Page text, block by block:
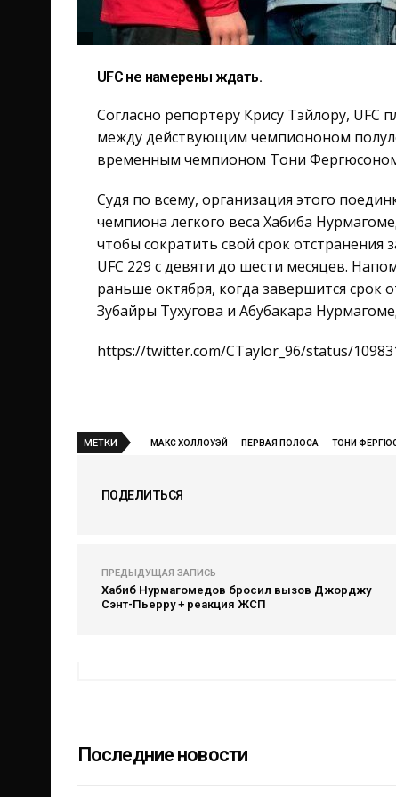
UFC не намерены ждать.
Согласно репортеру Крису Тэйлору,
между действующим чемпиононом
временным чемпионом Тони Фергюсоном
Судя по всему, организация этого
чемпиона легкого веса Хабиба
чтобы сократить свой срок отстранения
UFC 229 с девяти до шести месяцев.
раньше октября, когда завершится срок
Зубайры Тухугова и Абубакара
https://twitter.com/CTaylor_96/status/
МЕТКИ МАКС ХОЛЛОУЭЙ ПЕРВАЯ ПОЛОСА ТОНИ
ПОДЕЛИТЬСЯ
ПРЕДЫДУЩАЯ ЗАПИСЬ
Хабиб Нурмагомедов бросил вызов Джорджу
Сэнт-Пьерру + реакция ЖСП
Последние новости